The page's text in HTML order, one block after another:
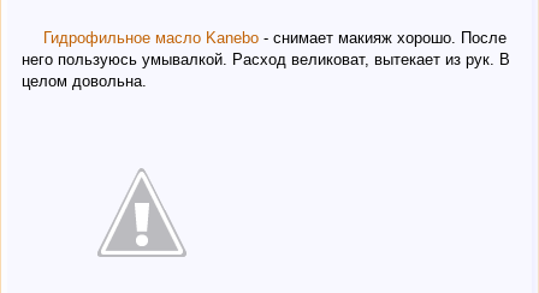
Гидрофильное масло Kanebo - снимает макияж хорошо. После
него пользуюсь умывалкой. Расход великоват, вытекает из рук. В
целом довольна.